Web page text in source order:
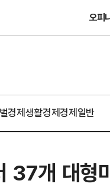
오피
경제생활경제경제일반
37개 대형